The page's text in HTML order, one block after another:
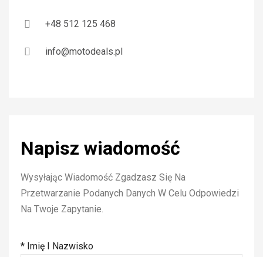
+48 512 125 468
info@motodeals.pl
Napisz wiadomość
Wysyłając Wiadomość Zgadzasz Się Na
Przetwarzanie Podanych Danych W Celu Odpowiedzi
Na Twoje Zapytanie.
* Imię I Nazwisko